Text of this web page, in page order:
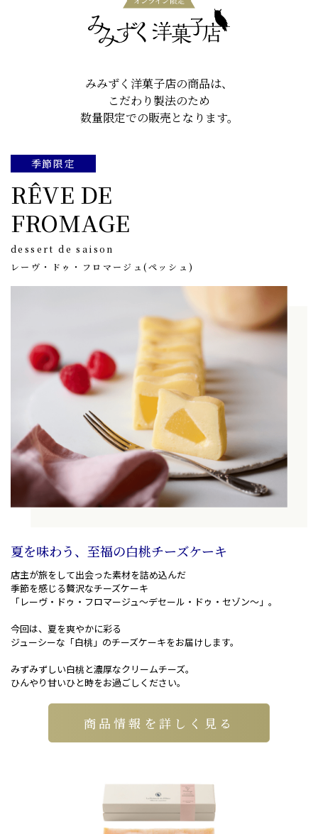
みみずく洋菓子店の商品は、
こだわり製法のため
数量限定での販売となります。
季節限定
RÊVE DE
FROMAGE
dessert de saison
レーヴ・ドゥ・フロマージュ(ペッシュ)
夏を味わう、至福の白桃チーズケーキ
店主が旅をして出会った素材を詰め込んだ
季節を感じる贅沢なチーズケーキ
「レーヴ・ドゥ・フロマージュ〜デセール・ドゥ・セゾン〜」。
今回は、夏を爽やかに彩る
ジューシーな「白桃」のチーズケーキをお届けします。
みずみずしい白桃と濃厚なクリームチーズ。
ひんやり甘いひと時をお過ごしください。
商品情報を詳しく見る